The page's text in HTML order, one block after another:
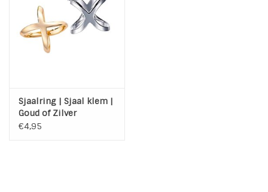
Sjaalring | Sjaal klem |
Goud of Zilver
€4,95